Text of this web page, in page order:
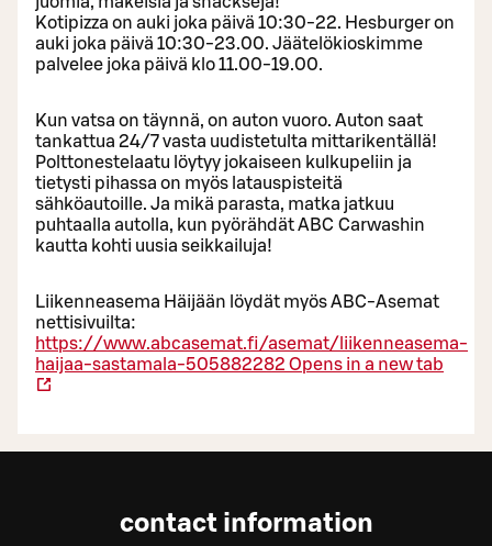
Kotipizza on auki joka päivä 10:30-22. Hesburger on
auki joka päivä 10:30-23.00. Jäätelökioskimme
palvelee joka päivä klo 11.00-19.00.
Kun vatsa on täynnä, on auton vuoro. Auton saat
tankattua 24/7 vasta uudistetulta mittarikentällä!
Polttonestelaatu löytyy jokaiseen kulkupeliin ja
tietysti pihassa on myös latauspisteitä
sähköautoille. Ja mikä parasta, matka jatkuu
puhtaalla autolla, kun pyörähdät ABC Carwashin
kautta kohti uusia seikkailuja!
Liikenneasema Häijään löydät myös ABC-Asemat
nettisivuilta:
https://www.abcasemat.fi/asemat/liikenneasema-
haijaa-sastamala-505882282 Opens in a new tab
contact information